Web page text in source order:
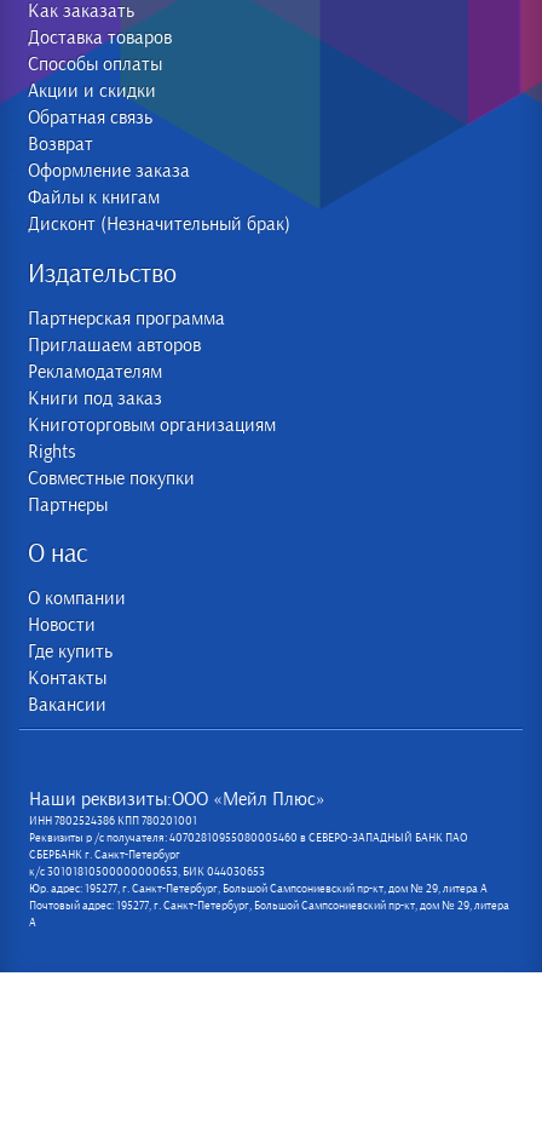
Как заказать
Доставка товаров
Способы оплаты
Акции и скидки
Обратная связь
Возврат
Оформление заказа
Файлы к книгам
Дисконт (Незначительный брак)
Издательство
Партнерская программа
Приглашаем авторов
Рекламодателям
Книги под заказ
Книготорговым организациям
Rights
Совместные покупки
Партнеры
О нас
О компании
Новости
Где купить
Контакты
Вакансии
Наши реквизиты:ООО «Мейл Плюс»
ИНН 7802524386 КПП 780201001
Реквизиты р /с получателя: 40702810955080005460 в СЕВЕРО-ЗАПАДНЫЙ БАНК ПАО
СБЕРБАНК г. Санкт-Петербург
к/с 30101810500000000653, БИК 044030653
Юр. адрес: 195277, г. Санкт-Петербург, Большой Сампсониевский пр-кт, дом № 29, литера А
Почтовый адрес: 195277, г. Санкт-Петербург, Большой Сампсониевский пр-кт, дом № 29, литера
А